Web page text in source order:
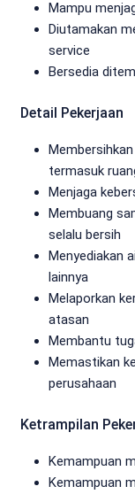
Mampu
Diutamakan
service
Bersedia
Detail Pekerjaan
termasuk
Menjaga
Membuang
selalu bersih
Menyediakan
lainnya
Melaporkan
atasan
Membantu
Memastikan
perusahaan
Ketrampilan
Kemampuan
Kemampuan